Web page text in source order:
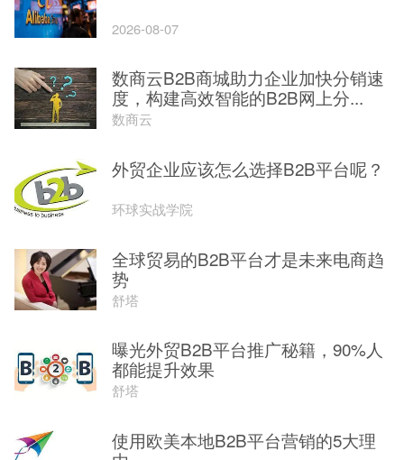
2026-08-07
数商云B2B商城助力企业加快分销速
度，构建高效智能的B2B网上分...
数商云
外贸企业应该怎么选择B2B平台呢？
环球实战学院
全球贸易的B2B平台才是未来电商趋
势
舒塔
曝光外贸B2B平台推广秘籍，90%人
都能提升效果
舒塔
使用欧美本地B2B平台营销的5大理